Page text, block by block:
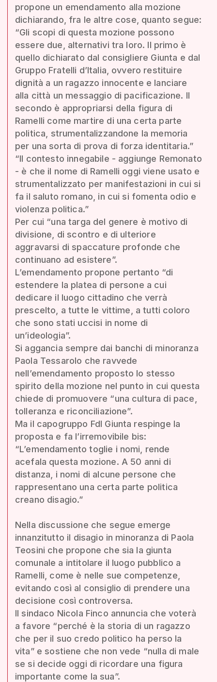
propone un emendamento alla mozione
dichiarando, fra le altre cose, quanto segue:
“Gli scopi di questa mozione possono
essere due, alternativi tra loro. Il primo è
quello dichiarato dal consigliere Giunta e dal
Gruppo Fratelli d’Italia, ovvero restituire
dignità a un ragazzo innocente e lanciare
alla città un messaggio di pacificazione. Il
secondo è appropriarsi della figura di
Ramelli come martire di una certa parte
politica, strumentalizzandone la memoria
per una sorta di prova di forza identitaria.”
“Il contesto innegabile - aggiunge Remonato
- è che il nome di Ramelli oggi viene usato e
strumentalizzato per manifestazioni in cui si
fa il saluto romano, in cui si fomenta odio e
violenza politica.”
Per cui “una targa del genere è motivo di
divisione, di scontro e di ulteriore
aggravarsi di spaccature profonde che
continuano ad esistere”.
L’emendamento propone pertanto “di
estendere la platea di persone a cui
dedicare il luogo cittadino che verrà
prescelto, a tutte le vittime, a tutti coloro
che sono stati uccisi in nome di
un’ideologia”.
Si aggancia sempre dai banchi di minoranza
Paola Tessarolo che ravvede
nell’emendamento proposto lo stesso
spirito della mozione nel punto in cui questa
chiede di promuovere “una cultura di pace,
tolleranza e riconciliazione”.
Ma il capogruppo FdI Giunta respinge la
proposta e fa l’irremovibile bis:
“L’emendamento toglie i nomi, rende
acefala questa mozione. A 50 anni di
distanza, i nomi di alcune persone che
rappresentano una certa parte politica
creano disagio.”
Nella discussione che segue emerge
innanzitutto il disagio in minoranza di Paola
Teosini che propone che sia la giunta
comunale a intitolare il luogo pubblico a
Ramelli, come è nelle sue competenze,
evitando così al consiglio di prendere una
decisione così controversa.
Il sindaco Nicola Finco annuncia che voterà
a favore “perché è la storia di un ragazzo
che per il suo credo politico ha perso la
vita” e sostiene che non vede “nulla di male
se si decide oggi di ricordare una figura
importante come la sua”.